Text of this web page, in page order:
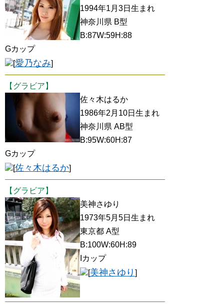
1994年1月3日生まれ
神奈川県 B型
B:87W:59H:88
Gカップ
[愛乃なみ]
【グラビア】
佐々木はるか
1986年2月10日生まれ
神奈川県 AB型
B:95W:60H:87
Gカップ
[佐々木はるか]
【グラビア】
美神さゆり
1973年5月5日生まれ
東京都 A型
B:100W:60H:89
Iカップ
[美神さゆり ]